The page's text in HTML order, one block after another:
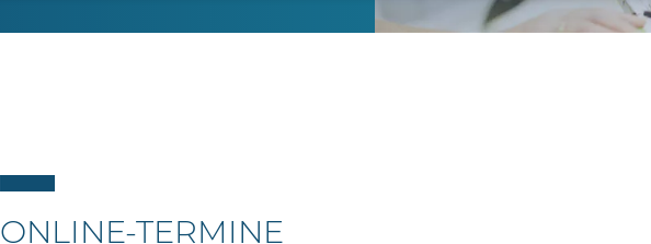
ONLINE-TERMINE